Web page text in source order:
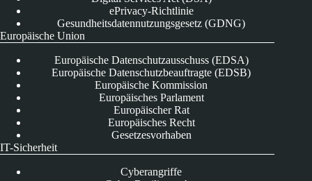
ePrivacy-Richtlinie
Gesundheitsdatennutzungsgesetz (GDNG)
Europäische Union
Europäische Datenschutzausschuss (EDSA)
Europäische Datenschutzbeauftragte (EDSB)
Europäische Kommission
Europäisches Parlament
Europäischer Rat
Europäisches Recht
Gesetzesvorhaben
IT-Sicherheit
Cyberangriffe